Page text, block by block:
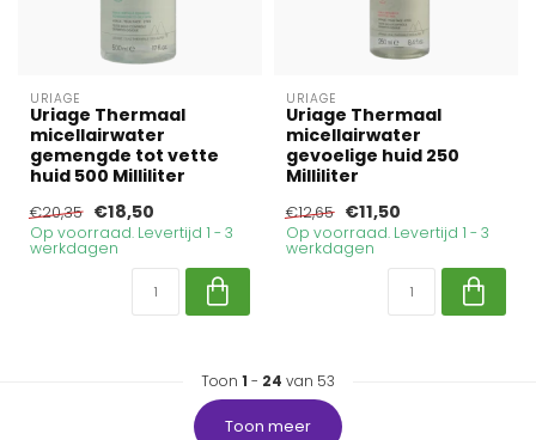
URIAGE
Uriage Thermaal
micellairwater
gemengde tot vette
huid 500 Milliliter
€20,35 €18,50
Op voorraad. Levertijd 1 - 3
werkdagen
URIAGE
Uriage Thermaal
micellairwater
gevoelige huid 250
Milliliter
€12,65 €11,50
Op voorraad. Levertijd 1 - 3
werkdagen
Toon 1 - 24 van 53
Toon meer